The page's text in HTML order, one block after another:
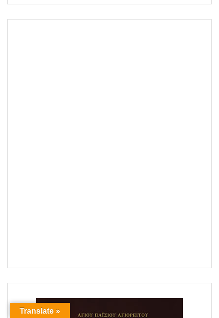
Translate »